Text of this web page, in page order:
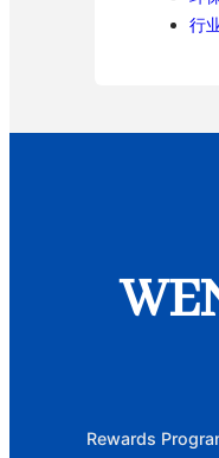
行
Rewards